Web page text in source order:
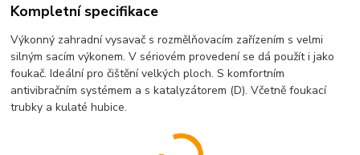
Kompletní specifikace
Výkonný zahradní vysavač s rozmělňovacím zařízením s velmi
silným sacím výkonem. V sériovém provedení se dá použít i jako
foukač. Ideální pro čištění velkých ploch. S komfortním
antivibračním systémem a s katalyzátorem (D). Včetně foukací
trubky a kulaté hubice.